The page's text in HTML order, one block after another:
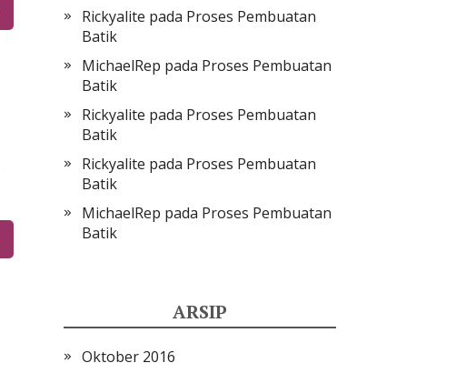
Rickyalite pada Proses Pembuatan
Batik
MichaelRep pada Proses Pembuatan
Batik
Rickyalite pada Proses Pembuatan
Batik
Rickyalite pada Proses Pembuatan
Batik
MichaelRep pada Proses Pembuatan
Batik
ARSIP
Oktober 2016